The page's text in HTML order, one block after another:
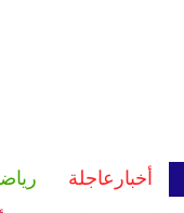
أخبارعاجلة